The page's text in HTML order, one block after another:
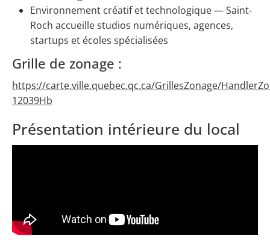
Environnement créatif et technologique — Saint-
Roch accueille studios numériques, agences,
startups et écoles spécialisées
Grille de zonage :
https://carte.ville.quebec.qc.ca/GrillesZonage/
12039Hb
Présentation intérieure du local